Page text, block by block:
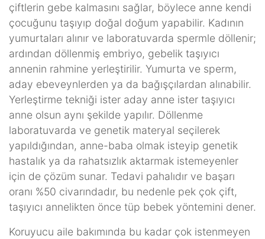
çiftlerin gebe kalmasını sağlar, böylece anne kendi
çocuğunu taşıyıp doğal doğum yapabilir. Kadının
yumurtaları alınır ve laboratuvarda spermle döllenir;
ardından döllenmiş embriyo, gebelik taşıyıcı
annenin rahmine yerleştirilir. Yumurta ve sperm,
aday ebeveynlerden ya da bağışçılardan alınabilir.
Yerleştirme tekniği ister aday anne ister taşıyıcı
anne olsun aynı şekilde yapılır. Döllenme
laboratuvarda ve genetik materyal seçilerek
yapıldığından, anne-baba olmak isteyip genetik
hastalık ya da rahatsızlık aktarmak istemeyenler
için de çözüm sunar. Tedavi pahalıdır ve başarı
oranı %50 civarındadır, bu nedenle pek çok çift,
taşıyıcı annelikten önce tüp bebek yöntemini dener.
Koruyucu aile bakımında bu kadar çok istenmeyen